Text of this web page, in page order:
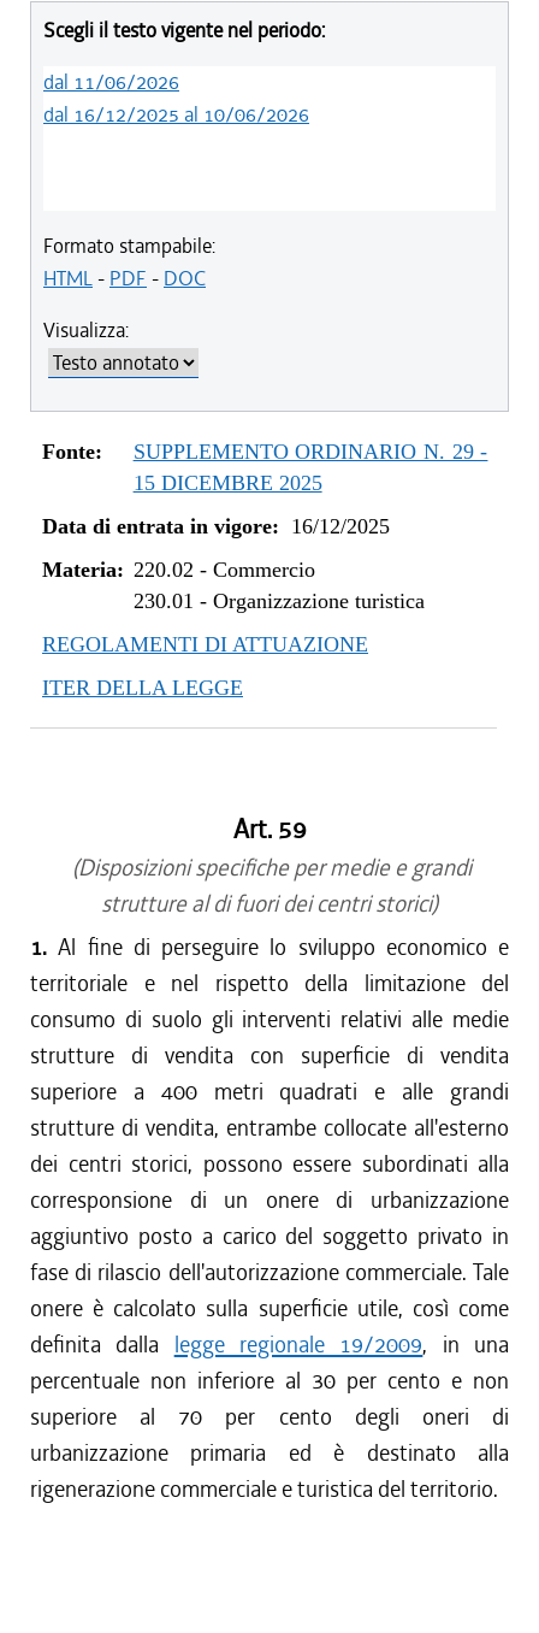
Scegli il testo vigente nel periodo:
dal 11/06/2026
dal 16/12/2025 al 10/06/2026
Formato stampabile:
HTML- PDF - DOC
Visualizza:
Fonte:
SUPPLEMENTO ORDINARIO N. 29 -
15 DICEMBRE 2025
Data di entrata in vigore: 16/12/2025
Materia: 220.02 - Commercio
230.01 - Organizzazione turistica
REGOLAMENTI DI ATTUAZIONE
ITER DELLA LEGGE
Art. 59
(Disposizioni specifiche per medie e grandi
strutture al di fuori dei centri storici)
1.Al fine di perseguire lo sviluppo economico e
territoriale e nel rispetto della limitazione del
consumo di suolo gli interventi relativi alle medie
strutture di vendita con superficie di vendita
superiore a 400 metri quadrati e alle grandi
strutture di vendita, entrambe collocate all'esterno
dei centri storici, possono essere subordinati alla
corresponsione di un onere di urbanizzazione
aggiuntivo posto a carico del soggetto privato in
fase di rilascio dell'autorizzazione commerciale. Tale
onere è calcolato sulla superficie utile, così come
definita dalla legge regionale 19/2009, in una
percentuale non inferiore al 30 per cento e non
superiore al 70 per cento degli oneri di
urbanizzazione primaria ed è destinato alla
rigenerazione commerciale e turistica del territorio.